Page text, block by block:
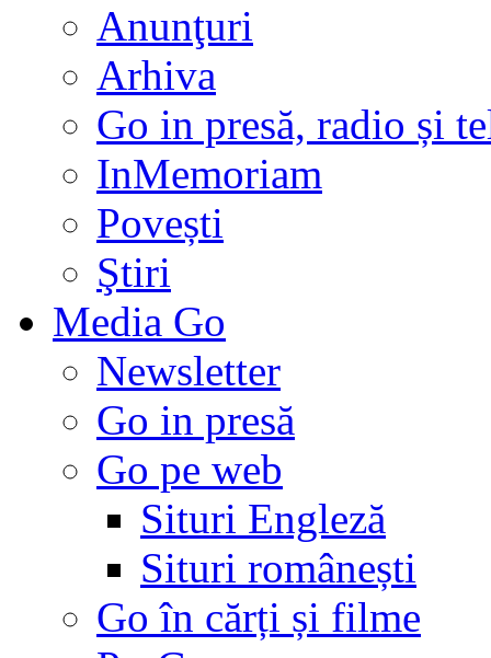
Anunţuri
Arhiva
Go in presă, radio și
InMemoriam
Povești
Ştiri
Media Go
Newsletter
Go in presă
Go pe web
Situri Engleză
Situri românești
Go în cărți și filme